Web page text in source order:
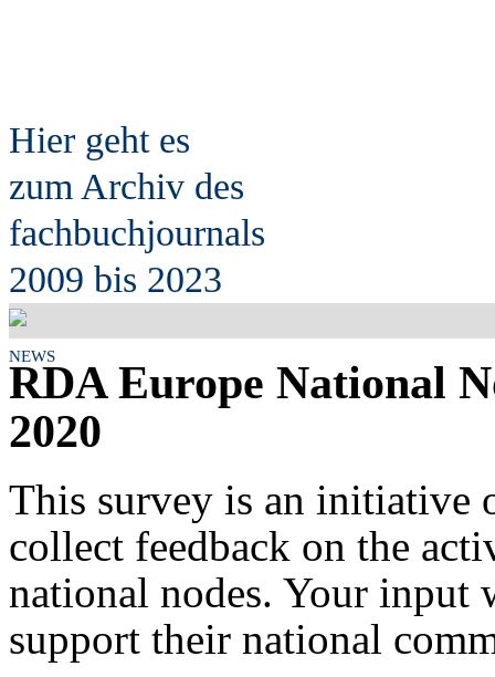
Hier geht es
zum Archiv des
fachbuchjournals
2009 bis 2023
NEWS
RDA Europe National
2020
This survey is an initiative
collect feedback on the
national nodes. Your input
support their national